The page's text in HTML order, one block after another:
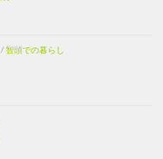
/智頭での暮らし